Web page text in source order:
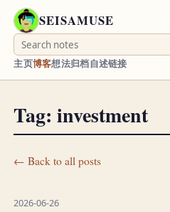
SEISAMUSE
主页博客想法归档自述链接
Tag: investment
← Back to all posts
2026-06-26